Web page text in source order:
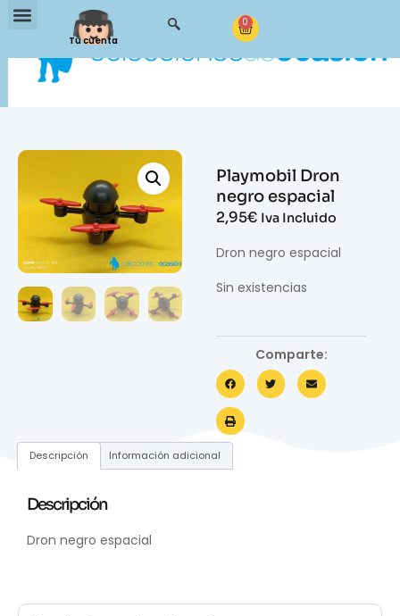
Tu cuenta
0
Playmobil Dron
negro espacial
2,95€ Iva Incluido
Dron negro espacial
Sin existencias
Comparte:
Descripción Información adicional
Descripción
Dron negro espacial